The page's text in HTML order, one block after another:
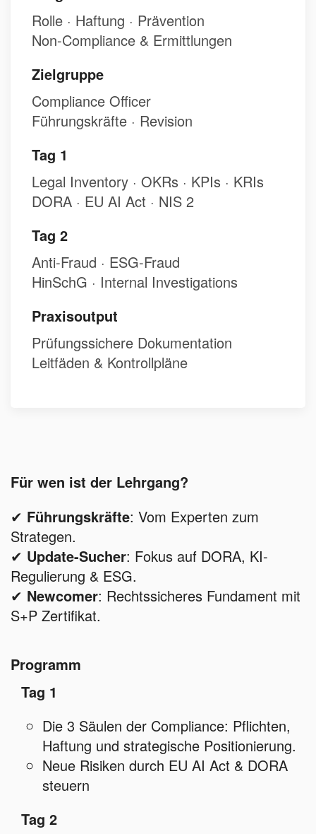
Rolle · Haftung · Prävention
Non-Compliance & Ermittlungen
Zielgruppe
Compliance Officer
Führungskräfte · Revision
Tag 1
Legal Inventory · OKRs · KPIs · KRIs
DORA · EU AI Act · NIS 2
Tag 2
Anti-Fraud · ESG-Fraud
HinSchG · Internal Investigations
Praxisoutput
Prüfungssichere Dokumentation
Leitfäden & Kontrollpläne
Für wen ist der Lehrgang?
✔ Führungskräfte: Vom Experten zum
Strategen.
✔ Update-Sucher: Fokus auf DORA, KI-
Regulierung & ESG.
✔ Newcomer: Rechtssicheres Fundament mit
S+P Zertifikat.
Programm
Tag 1
Die 3 Säulen der Compliance: Pflichten,
Haftung und strategische Positionierung.
Neue Risiken durch EU AI Act & DORA
steuern
Tag 2